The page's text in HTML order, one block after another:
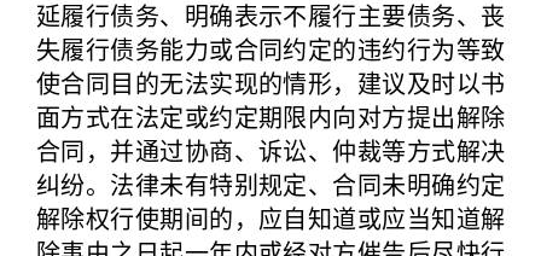
延履行债务、明确表示不履行主要债务、丧
失履行债务能力或合同约定的违约行为等致
使合同目的无法实现的情形，建议及时以书
面方式在法定或约定期限内向对方提出解除
合同，并通过协商、诉讼、仲裁等方式解决
纠纷。法律未有特别规定、合同未明确约定
解除权行使期间的，应自知道或应当知道解